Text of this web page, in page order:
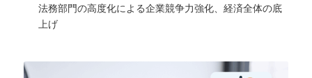
法務部門の高度化による企業競争力強化、経済全体の底
上げ